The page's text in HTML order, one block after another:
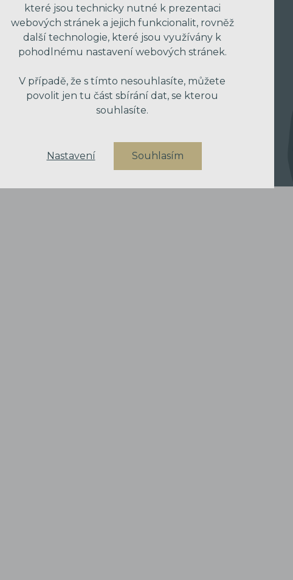
Mgr. Tereza Kajáková
které jsou technicky nutné k prezentaci
webových stránek a jejich funkcionalit, rovněž
další technologie, které jsou využívány k
pohodlnému nastavení webových stránek.
V případě, že s tímto nesouhlasíte, můžete
povolit jen tu část sbírání dat, se kterou
souhlasíte.
Nastavení Souhlasím